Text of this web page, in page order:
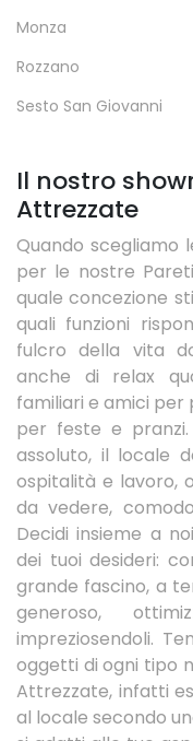
Monza
Rozzano
Sesto San Giovanni
Il nostro
Attrezzate
Quando scegliamo
per le nostre
quale concezione
quali funzioni
fulcro della vita
anche di relax
familiari e amici per
per feste e
assoluto, il locale
ospitalità e lavoro,
da vedere,
Decidi insieme a
dei tuoi desideri:
grande fascino, a
generoso,
impreziosendoli.
oggetti di ogni tipo
Attrezzate, infatti
al locale secondo